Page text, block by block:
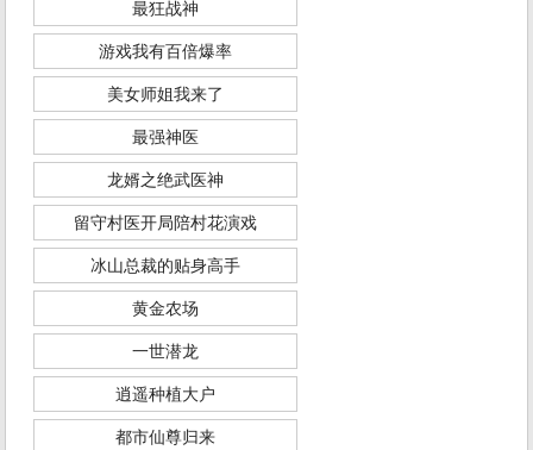
最狂战神
游戏我有百倍爆率
美女师姐我来了
最强神医
龙婿之绝武医神
留守村医开局陪村花演戏
冰山总裁的贴身高手
黄金农场
一世潜龙
逍遥种植大户
都市仙尊归来